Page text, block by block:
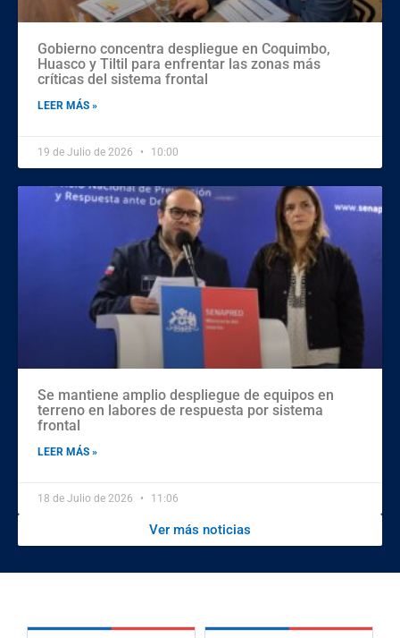
Gobierno concentra despliegue en Coquimbo,
Huasco y Tiltil para enfrentar las zonas más
críticas del sistema frontal
LEER MÁS »
19 de Julio de 2026 10:00
Se mantiene amplio despliegue de equipos en
terreno en labores de respuesta por sistema
frontal
LEER MÁS »
18 de Julio de 2026 11:06
Ver más noticias